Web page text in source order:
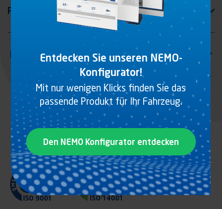
Entdecken Sie unseren NEMO-
Konfigurator!
Mit nur wenigen Klicks finden Sie das
passende Produkt für Ihr Fahrzeug.
Den NEMO Konfigurator entdecken